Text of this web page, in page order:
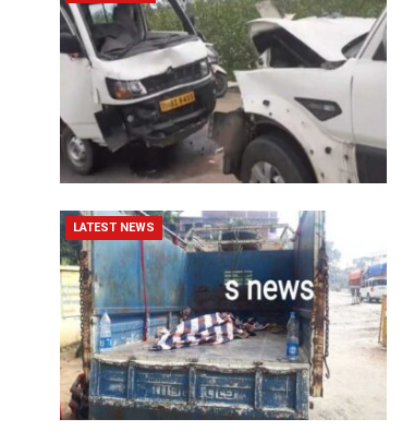
LATEST NEWS